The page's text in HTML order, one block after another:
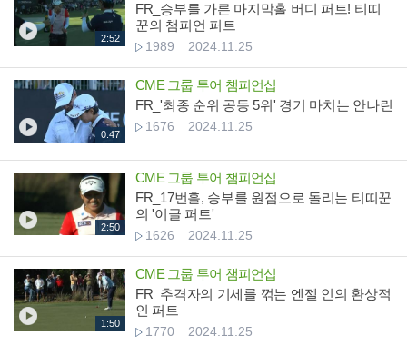
2:52
FR_승부를 가른 마지막홀 버디 퍼트! 티띠
꾼의 챔피언 퍼트
1989 2024.11.25
0:47
CME 그룹 투어 챔피언십
FR_'최종 순위 공동 5위' 경기 마치는 안나린
1676 2024.11.25
2:50
CME 그룹 투어 챔피언십
FR_17번홀, 승부를 원점으로 돌리는 티띠꾼
의 '이글 퍼트'
1626 2024.11.25
1:50
CME 그룹 투어 챔피언십
FR_추격자의 기세를 꺾는 엔젤 인의 환상적
인 퍼트
1770 2024.11.25